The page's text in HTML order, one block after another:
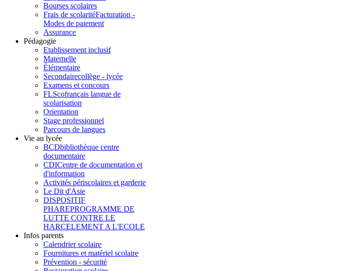
Bourses scolaires
Frais de scolaritéFacturation -
Modes de paiement
Assurance
Pédagogie
Etablissement inclusif
Maternelle
Élémentaire
Secondairecollège - lycée
Examens et concours
FLScofrançais langue de
scolarisation
Orientation
Stage professionnel
Parcours de langues
Vie au lycée
BCDbibliothèque centre
documentaire
CDICentre de documentation et
d'information
Activités périscolaires et garderie
Le Dit d'Asie
DISPOSITIF
PHAREPROGRAMME DE
LUTTE CONTRE LE
HARCELEMENT A L'ECOLE
Infos parents
Calendrier scolaire
Fournitures et matériel scolaire
Prévention - sécurité